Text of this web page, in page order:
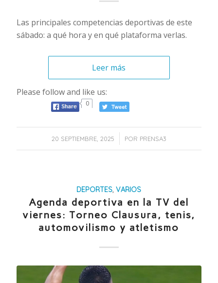
Las principales competencias deportivas de este
sábado: a qué hora y en qué plataforma verlas.
Leer más
Please follow and like us:
0
20 SEPTIEMBRE, 2025
/ POR PRENSA3
DEPORTES,VARIOS
Agenda deportiva en la TV del
viernes: Torneo Clausura, tenis,
automovilismo y atletismo